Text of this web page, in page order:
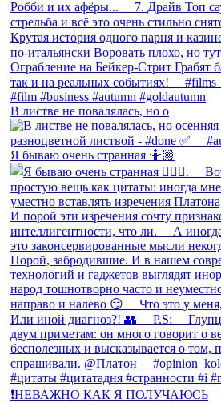
В листве не повалялась, но о
Я бываю очень странная 🤷🏼
❗️НЕВАЖНО КАК Я ПОЛУЧАЮСЬ